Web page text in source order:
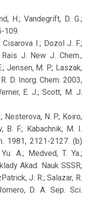
H.; Vandegrift, D. G.;
109.
I.; Dozol J. F.;
J. New J. Chem.,
Jensen, M. P.; Laszak,
D. Inorg. Chem. 2003,
E. J.; Scott, M. J.
Nesterova, N. P.; Koiro,
B. F.; Kabachnik, M. I.
1981, 2121-2127. (b)
A.; Medved, T. Ya.;
Akad. Nauk SSSR,
J. R.; Salazar, R.
D. A. Sep. Sci.